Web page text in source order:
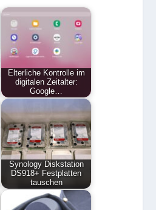
Elterliche Kontrolle im
digitalen Zeitalter:
Google…
Synology Diskstation
DS918+ Festplatten
tauschen